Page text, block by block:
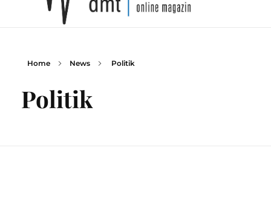
Home News Politik
Politik